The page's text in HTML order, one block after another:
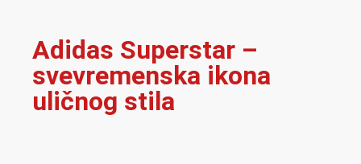
Adidas Superstar –
svevremenska ikona
uličnog stila